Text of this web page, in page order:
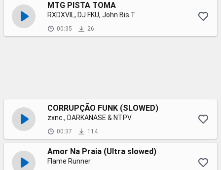
MTG PISTA TOMA
RXDXVIL, DJ FKU, John Bis.T
00:35 26
CORRUPÇÃO FUNK (SLOWED)
zxnc., DARKANASE & NTPV
00:37 114
Amor Na Praia (Ultra slowed)
Flame Runner